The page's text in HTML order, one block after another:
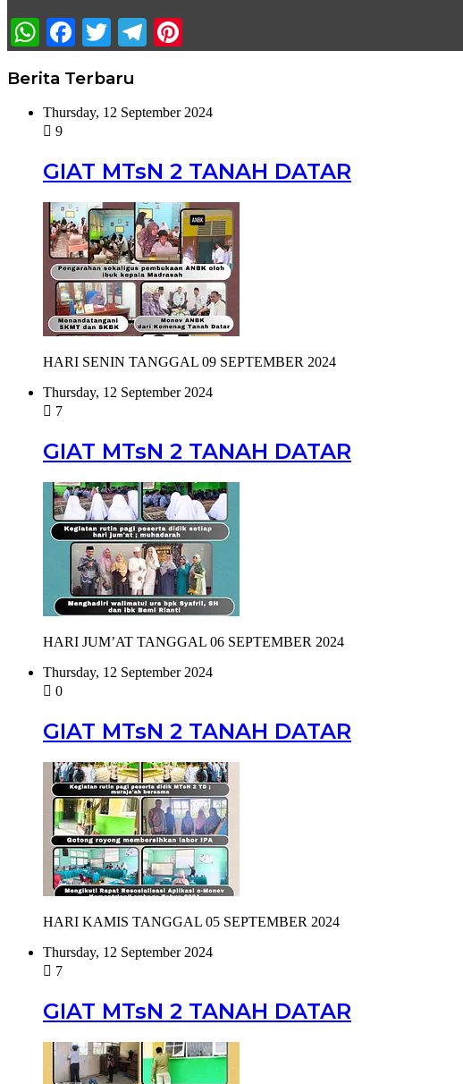
WhatsApp
Facebook
TwitterTelegram
Berita Terbaru
Thursday, 12 September 2024
9
GIAT MTsN 2 TANAH DATAR
HARI SENIN TANGGAL 09 SEPTEMBER 2024
Thursday, 12 September 2024
7
GIAT MTsN 2 TANAH DATAR
HARI JUM’AT TANGGAL 06 SEPTEMBER 2024
Thursday, 12 September 2024
0
GIAT MTsN 2 TANAH DATAR
HARI KAMIS TANGGAL 05 SEPTEMBER 2024
Thursday, 12 September 2024
7
GIAT MTsN 2 TANAH DATAR